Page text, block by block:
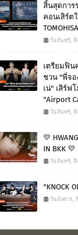
สิ้นสุดการ
คอนเสิร์ต
วันจันทร์, สิ
เตรียมฟิน
ชวน "พี่จอ
เน่" เสิร์ฟ
"Airport
วันจันทร์, สิ
💛
IN BKK 💛
วันจันทร์, สิ
"KNOCK
วันอังคาร,